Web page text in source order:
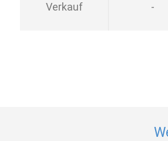
Verkauf -